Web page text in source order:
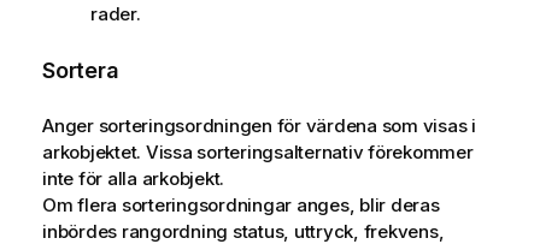
rader.
Sortera
Anger sorteringsordningen för värdena som visas i
arkobjektet. Vissa sorteringsalternativ förekommer
inte för alla arkobjekt.
Om flera sorteringsordningar anges, blir deras
inbördes rangordning status, uttryck, frekvens,